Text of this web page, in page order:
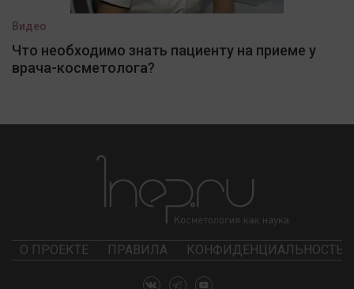
Видео
Что необходимо знать пациенту на приеме у
врача-косметолога?
О ПРОЕКТЕ ПРАВИЛА КОНФИДЕНЦИАЛЬНОСТЬ